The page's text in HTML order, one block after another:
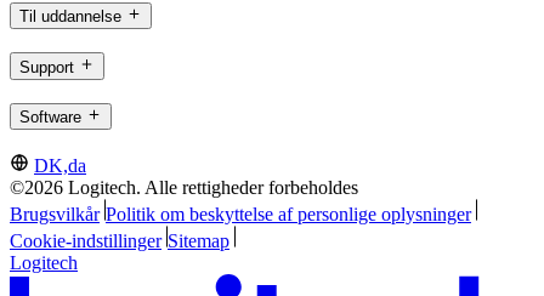
Til uddannelse
Support
Software
DK,da
©2026 Logitech. Alle rettigheder forbeholdes
Brugsvilkår Politik om beskyttelse af personlige oplysninger
Cookie-indstillinger Sitemap
Logitech